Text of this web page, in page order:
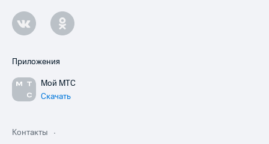
Приложения
Мой МТС
Скачать
Контакты